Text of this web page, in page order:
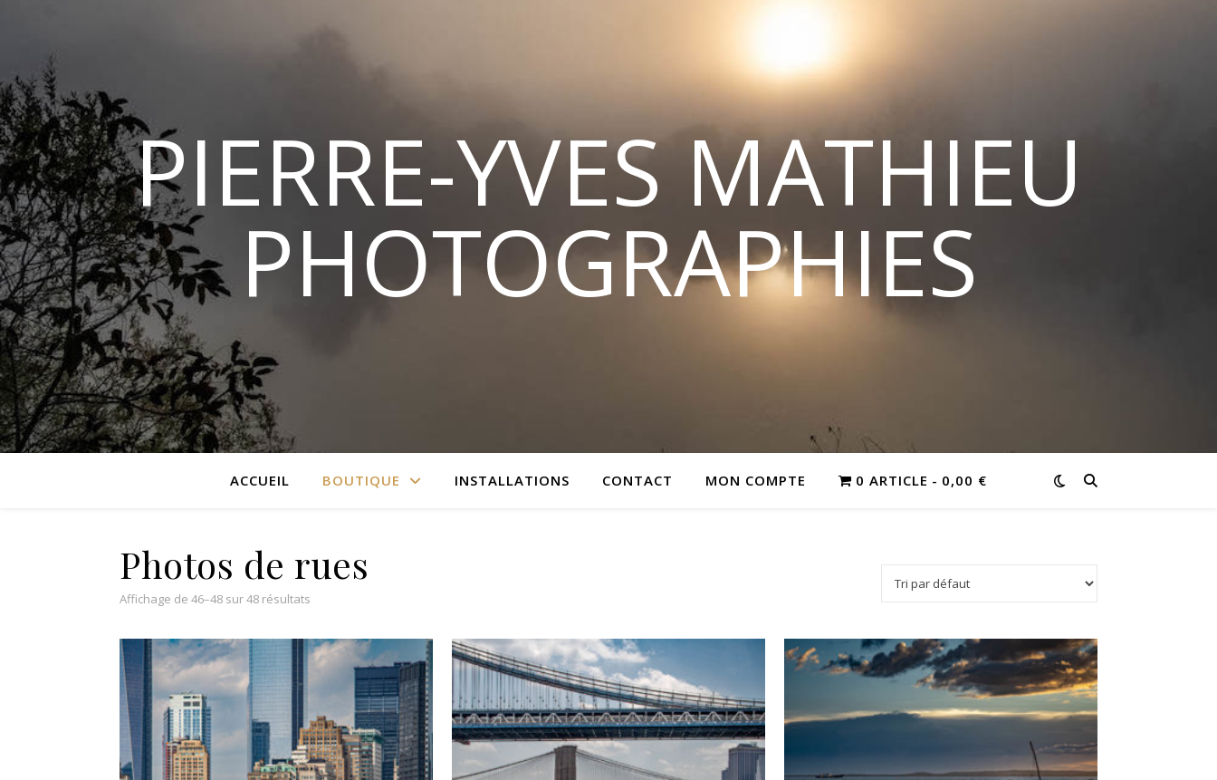
PIERRE-YVES MATHIEU
PHOTOGRAPHIES
ACCUEIL BOUTIQUE INSTALLATIONS CONTACT MON COMPTE 0 ARTICLE 0,00 €
Photos de rues
Affichage de 46–48 sur 48 résultats